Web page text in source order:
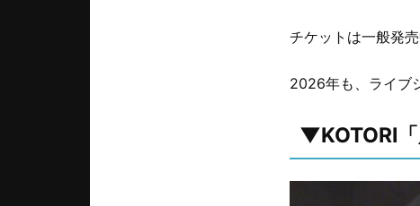
チケットは一般発
2026年も、ライブ
▼KOTORI